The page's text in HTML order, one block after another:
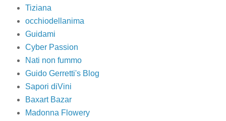
Tiziana
occhiodellanima
Guidami
Cyber Passion
Nati non fummo
Guido Gerretti's Blog
Sapori diVini
Baxart Bazar
Madonna Flowery